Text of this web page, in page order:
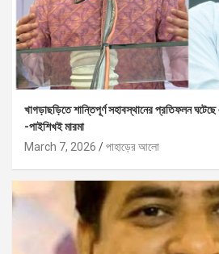
খাগড়াছড়িতে শান্তিপূর্ণ সহাবস্থানের প্রতিফলন ঘটেছে
-পাইশিখই মারমা
March 7, 2026
পাহাড়ের আলো